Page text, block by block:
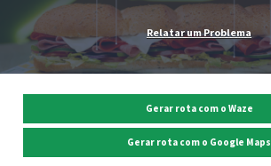
Relatar um Problema
Gerar rota com o Waze
Gerar rota com o Google Maps